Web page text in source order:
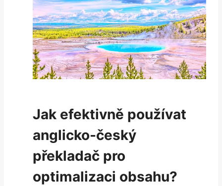
Jak efektivně používat
anglicko-český
překladač pro
optimalizaci obsahu?